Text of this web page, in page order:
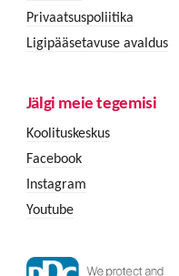
Privaatsuspoliitika
Ligipääsetavuse avaldus
Jälgi meie tegemisi
Koolituskeskus
Facebook
Instagram
Youtube